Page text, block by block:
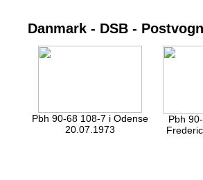
Danmark - DSB -
Pbh 90-68 108-7 i Odense
20.07.1973
Pbh